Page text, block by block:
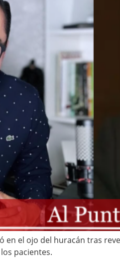
en el ojo del huracán tras
pacientes.